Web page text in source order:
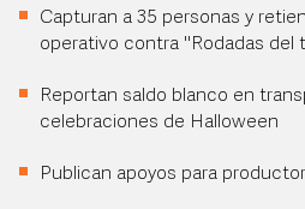
Capturan a 35 personas y
operativo contra "Rodadas del
Reportan saldo blanco en
celebraciones de Halloween
Publican apoyos para